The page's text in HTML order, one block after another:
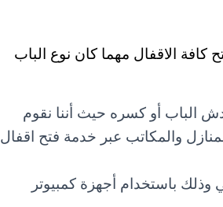
كافة الاقفال مهما كان نوع الباب
الباب أو كسره حيث أننا نقوم
والمكاتب عبر خدمة فتح اقفال
وذلك باستخدام أجهزة كمبيوتر